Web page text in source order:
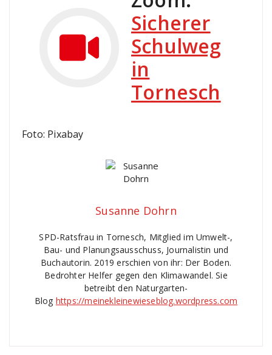
Sicherer
Schulweg
in
Tornesch
Foto: Pixabay
Susanne Dohrn
SPD-Ratsfrau in Tornesch, Mitglied im Umwelt-,
Bau- und Planungsausschuss, Journalistin und
Buchautorin. 2019 erschien von ihr: Der Boden.
Bedrohter Helfer gegen den Klimawandel. Sie
betreibt den Naturgarten-
Blog https://meinekleinewieseblog.wordpress.com